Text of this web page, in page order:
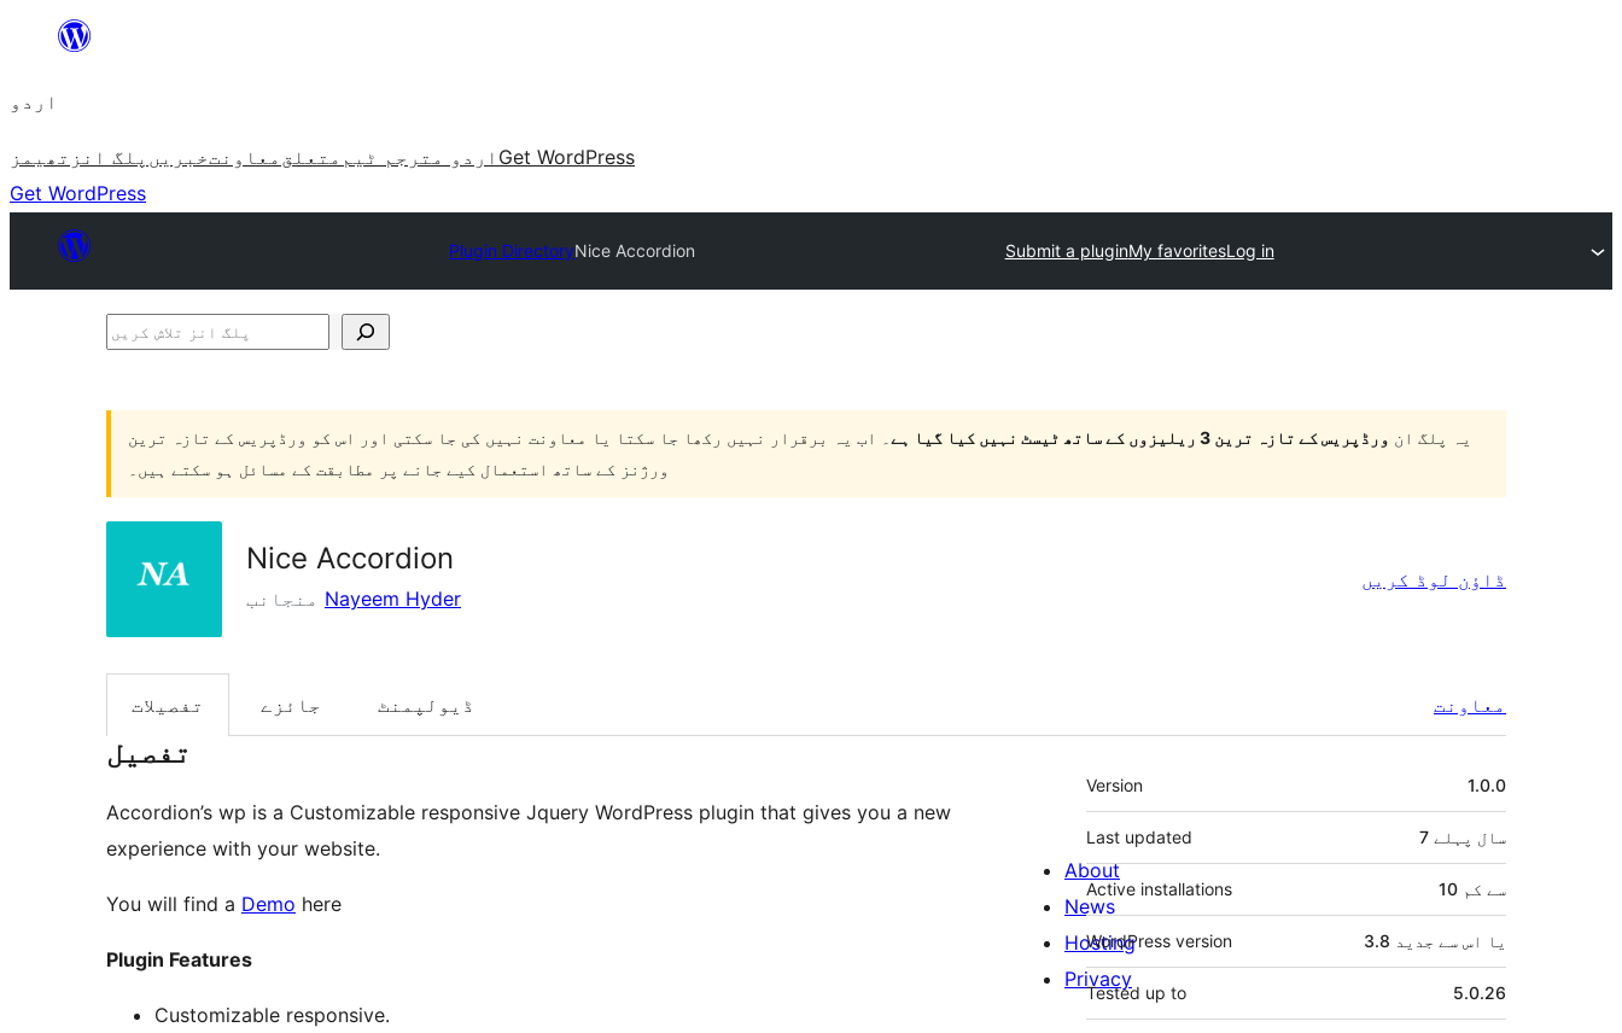
چھوڑیں
پر
اردو
تھیمز پلگ انز خبریںمعاونت متعلق اردو مترجم ٹیم Get WordPress
Get WordPress
Plugin DirectoryNice Accordion Submit a pluginMy favoritesLog in
پلگ
کریں
یہ پلگ ان ورڈپریس کے تازہ ترین 3 ریلیزوں کے ساتھ ٹیسٹ نہیں کیا گیا ہے
۔ اب یہ برقرار نہیں رکھا جا سکتا یا معاونت نہیں کی جا سکتی اور اس کو ورڈپریس کے تازہ ترین
ورژنز کے ساتھ استعمال کیے جانے پر مطابقت کے مسائل ہو سکتے ہیں۔
Nice Accordion
Nayeem Hyder
ڈاؤن لوڈ کریں
تفصیلات جائزے ڈیولپمنٹ معاونت
تفصیل
Accordion’s wp is a Customizable responsive Jquery WordPress plugin that gives you a new
experience with your website.
You will find a Demo here
Plugin Features
Customizable responsive.
میٹا
Version 1.0.0
Last updated 7 سال پہلے
Active installations 10 سے کم
WordPress version 3.8 یا اس سے جدید
Tested up to 5.0.26
About
News
Hosting
Privacy